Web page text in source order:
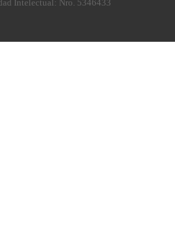
Intelectual: Nro. 5346433